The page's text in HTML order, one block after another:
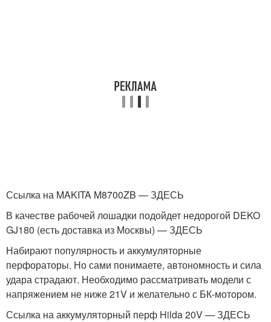
Ссылка на MAKITA M8700ZB — ЗДЕСЬ
В качестве рабочей лошадки подойдет недорогой DEKO
GJ180 (есть доставка из Москвы) — ЗДЕСЬ
Набирают популярность и аккумуляторные
перфораторы. Но сами понимаете, автономность и сила
удара страдают. Необходимо рассматривать модели с
напряжением не ниже 21V и желательно с БК-мотором.
Ссылка на аккумуляторный перф Hilda 20V — ЗДЕСЬ